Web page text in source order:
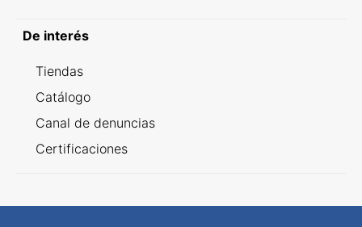
De interés
Tiendas
Catálogo
Canal de denuncias
Certificaciones